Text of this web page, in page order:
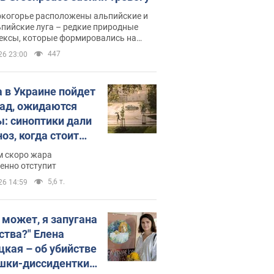
расположены альпийские и
луга – редкие природные
которые формировались на
сотен лет
23:00 447
Украине пойдет
ожидаются
синоптики дали
когда стоит
изменения
скоро жара
отступит
14:59 5,6 т.
я запугана
Елена
– об убийстве
диссидентки